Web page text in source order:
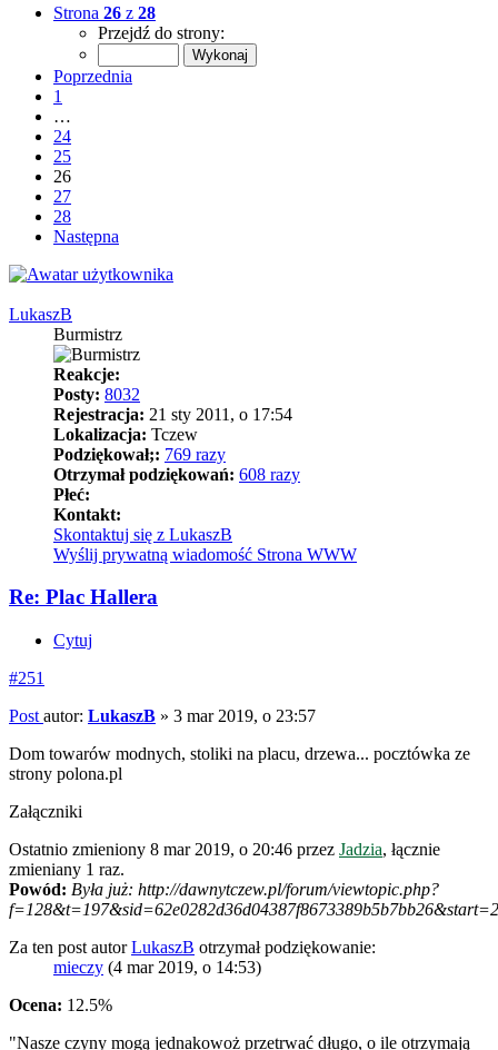
Strona 26 z 28
Przejdź do strony:
Poprzednia
1
…
24
25
26
27
28
Następna
LukaszB
Burmistrz
Reakcje:
Posty: 8032
Rejestracja: 21 sty 2011, o 17:54
Lokalizacja: Tczew
Podziękował;: 769 razy
Otrzymał podziękowań: 608 razy
Płeć:
Kontakt:
Skontaktuj się z LukaszB
Wyślij prywatną wiadomość Strona WWW
Re: Plac Hallera
Cytuj
#251
Post autor: LukaszB » 3 mar 2019, o 23:57
Dom towarów modnych, stoliki na placu, drzewa... pocztówka ze
strony polona.pl
Załączniki
Ostatnio zmieniony 8 mar 2019, o 20:46 przez Jadzia, łącznie
zmieniany 1 raz.
Powód: Była już: http://dawnytczew.pl/forum/viewtopic.php?
Za ten post autorLukaszB otrzymał podziękowanie:
mieczy (4 mar 2019, o 14:53)
Ocena: 12.5%
"Nasze czyny mogą jednakowoż przetrwać długo, o ile otrzymają